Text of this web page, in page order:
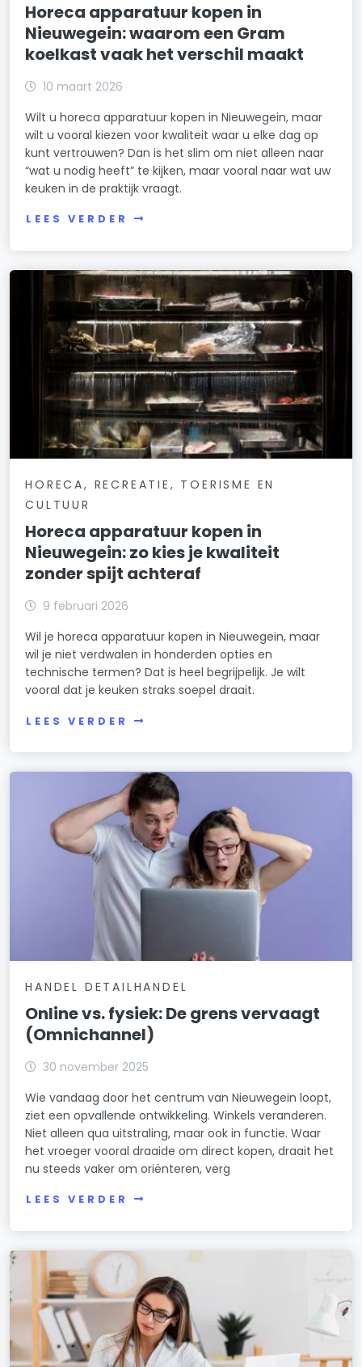
Horeca apparatuur kopen in
Nieuwegein: waarom een Gram
koelkast vaak het verschil maakt
10 maart 2026
Wilt u horeca apparatuur kopen in Nieuwegein, maar
wilt u vooral kiezen voor kwaliteit waar u elke dag op
kunt vertrouwen? Dan is het slim om niet alleen naar
“wat u nodig heeft” te kijken, maar vooral naar wat uw
keuken in de praktijk vraagt.
LEES VERDER
HORECA, RECREATIE, TOERISME EN
CULTUUR
Horeca apparatuur kopen in
Nieuwegein: zo kies je kwaliteit
zonder spijt achteraf
9 februari 2026
Wil je horeca apparatuur kopen in Nieuwegein, maar
wil je niet verdwalen in honderden opties en
technische termen? Dat is heel begrijpelijk. Je wilt
vooral dat je keuken straks soepel draait.
LEES VERDER
HANDEL DETAILHANDEL
Online vs. fysiek: De grens vervaagt
(Omnichannel)
30 november 2025
Wie vandaag door het centrum van Nieuwegein loopt,
ziet een opvallende ontwikkeling. Winkels veranderen.
Niet alleen qua uitstraling, maar ook in functie. Waar
het vroeger vooral draaide om direct kopen, draait het
nu steeds vaker om oriënteren, verg
LEES VERDER